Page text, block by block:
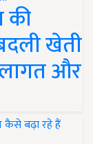
की
खेती
और